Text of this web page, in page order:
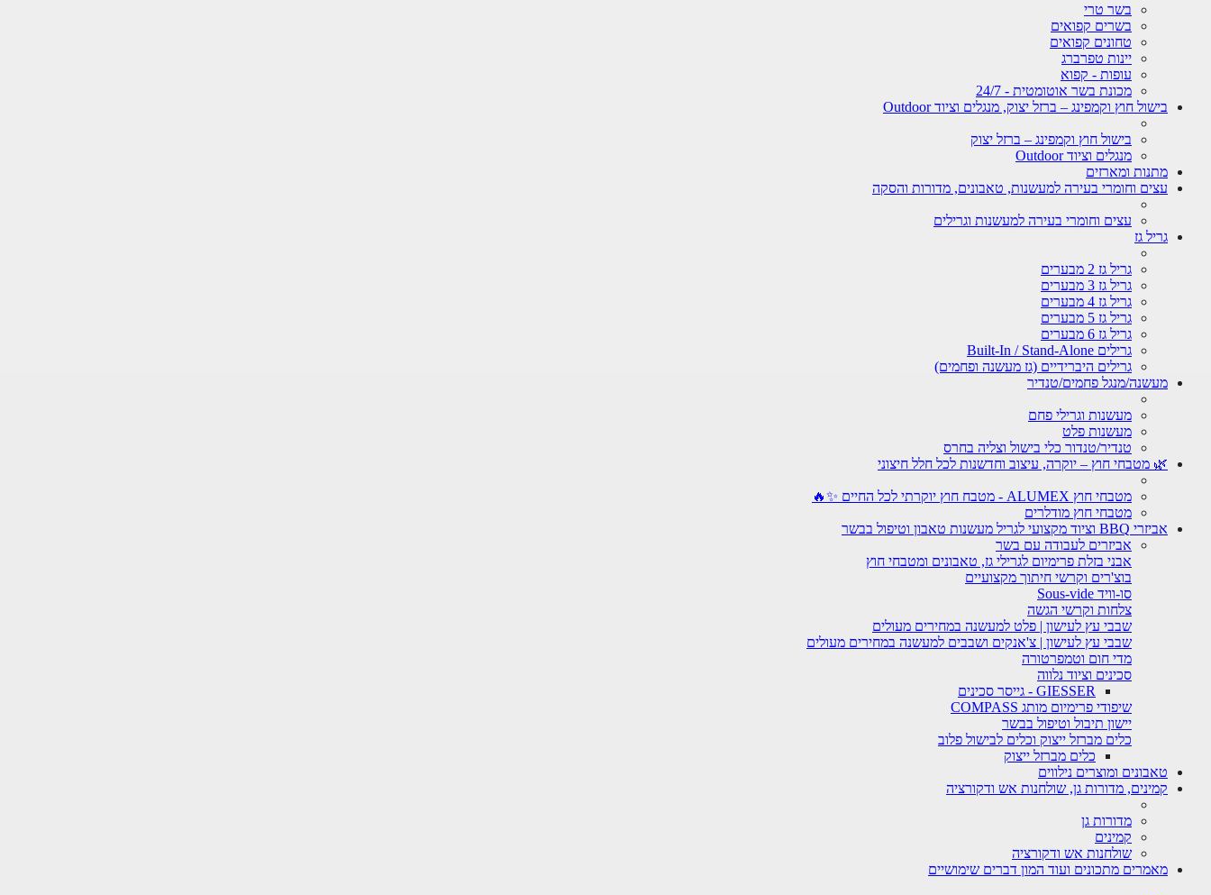
בשר טרי
בשרים קפואים
טחונים קפואים
יינות טפרברג
עופות - קפוא
מכונת בשר אוטומטית - 24/7
בישול חוץ וקמפינג – ברזל יצוק, מנגלים וציוד Outdoor
בישול חוץ וקמפינג – ברזל יצוק
מנגלים וציוד Outdoor
מתנות ומארזים
עצים וחומרי בעירה למעשנות, טאבונים, מדורות והסקה
עצים וחומרי בעירה למעשנות וגרילים
גריל גז
גריל גז 2 מבערים
גריל גז 3 מבערים
גריל גז 4 מבערים
גריל גז 5 מבערים
גריל גז 6 מבערים
גרילים Built-In / Stand-Alone
גרילים היברידיים (גז מעשנה ופחמים)
מעשנה/מנגל פחמים/טנדיר
מעשנות וגרילי פחם
מעשנות פלט
טנדיר/טנדור כלי בישול וצליה בחרס
🌿 מטבחי חוץ – יוקרה, עיצוב וחדשנות לכל חלל חיצוני
מטבחי חוץ ALUMEX - מטבח חוץ יוקרתי לכל החיים ✨🔥
מטבחי חוץ מודלרים
אביזרי BBQ וציוד מקצועי לגריל מעשנות טאבון וטיפול בבשר
אביזרים לעבודה עם בשר
אבני בזלת פרימיום לגרילי גז, טאבונים ומטבחי חוץ
בוצ'רים וקרשי חיתוך מקצועיים
סו-וויד Sous-vide
צלחות וקרשי הגשה
שבבי עץ לעישון | פלט למעשנה במחירים מעולים
שבבי עץ לעישון | צ'אנקים ושבבים למעשנה במחירים מעולים
מדי חום וטמפרטורה
סכינים וציוד נלווה
GIESSER - גייסר סכינים
שיפודי פרימיום מותג COMPASS
יישון תיבול וטיפול בבשר
כלים מברזל ייצוק וכלים לבישול פלוב
כלים מברזל ייצוק
טאבונים ומוצרים נילווים
קמינים, מדורות גן, שולחנות אש ודקורציה
מדורות גן
קמינים
שולחנות אש ודקורציה
מאמרים מתכונים ועוד המון דברים שימושיים